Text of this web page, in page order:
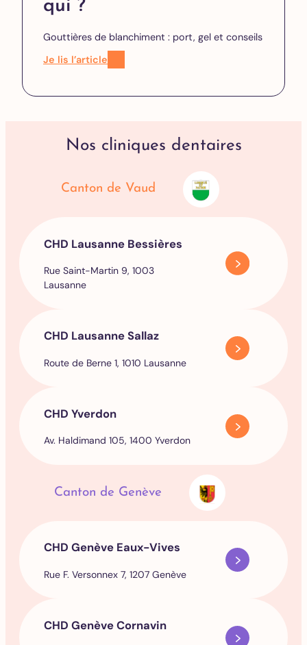
qui ?
Gouttières de blanchiment : port, gel et conseils
Je lis l’article
Nos cliniques dentaires
Canton de Vaud
CHD Lausanne Bessières
Rue Saint-Martin 9, 1003
Lausanne
CHD Lausanne Sallaz
Route de Berne 1, 1010 Lausanne
CHD Yverdon
Av. Haldimand 105, 1400 Yverdon
Canton de Genève
CHD Genève Eaux-Vives
Rue F. Versonnex 7, 1207 Genève
CHD Genève Cornavin